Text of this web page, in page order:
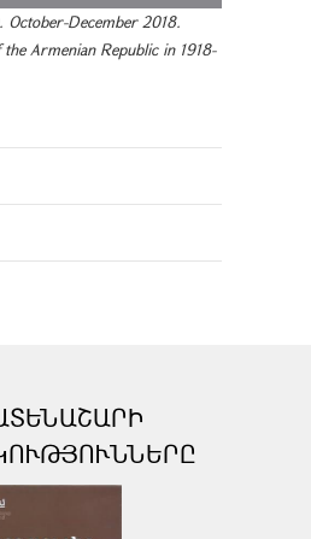
October-December 2018.
Armenian Republic in 1918-